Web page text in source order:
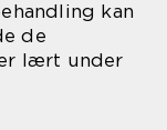
kan
de
lært under